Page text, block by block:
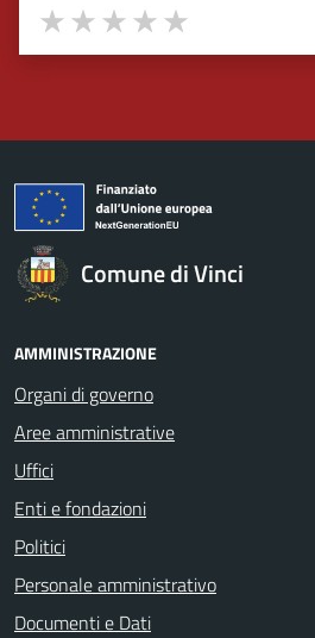
Valuta 5 stelle su 5
Valuta 4 stelle su 5
Valuta 3 stelle su 5
Valuta 2 stelle su 5
Valuta 1 stelle su 5
Comune di Vinci
AMMINISTRAZIONE
Organi di governo
Aree amministrative
Uffici
Enti e fondazioni
Politici
Personale amministrativo
Documenti e Dati